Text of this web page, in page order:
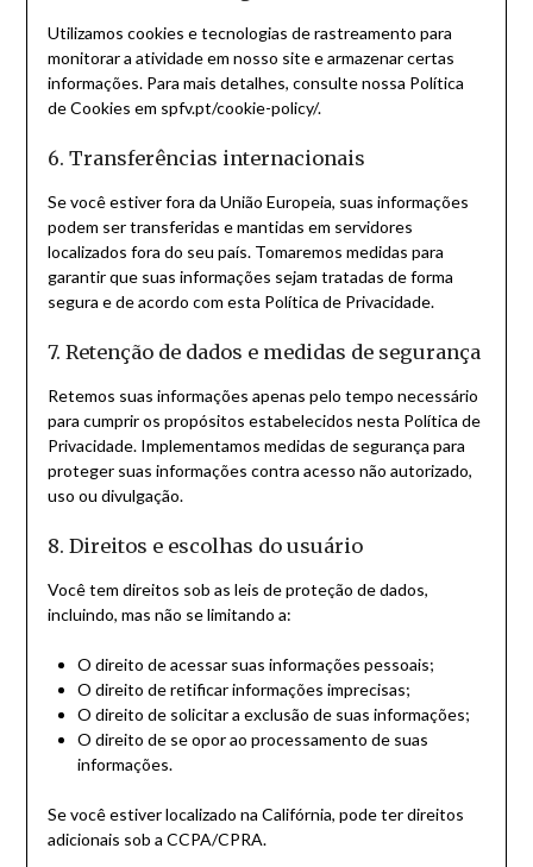
Utilizamos cookies e tecnologias de rastreamento para
monitorar a atividade em nosso site e armazenar certas
informações. Para mais detalhes, consulte nossa Política
de Cookies em spfv.pt/cookie-policy/.
6. Transferências internacionais
Se você estiver fora da União Europeia, suas informações
podem ser transferidas e mantidas em servidores
localizados fora do seu país. Tomaremos medidas para
garantir que suas informações sejam tratadas de forma
segura e de acordo com esta Política de Privacidade.
7. Retenção de dados e medidas de segurança
Retemos suas informações apenas pelo tempo necessário
para cumprir os propósitos estabelecidos nesta Política de
Privacidade. Implementamos medidas de segurança para
proteger suas informações contra acesso não autorizado,
uso ou divulgação.
8. Direitos e escolhas do usuário
Você tem direitos sob as leis de proteção de dados,
incluindo, mas não se limitando a:
O direito de acessar suas informações pessoais;
O direito de retificar informações imprecisas;
O direito de solicitar a exclusão de suas informações;
O direito de se opor ao processamento de suas
informações.
Se você estiver localizado na Califórnia, pode ter direitos
adicionais sob a CCPA/CPRA.